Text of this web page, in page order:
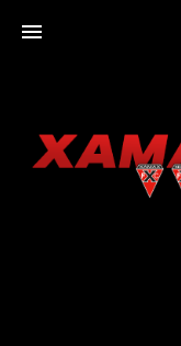
XAMAXFORUM